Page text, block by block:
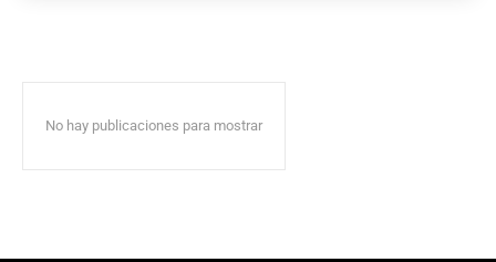
No hay publicaciones para mostrar